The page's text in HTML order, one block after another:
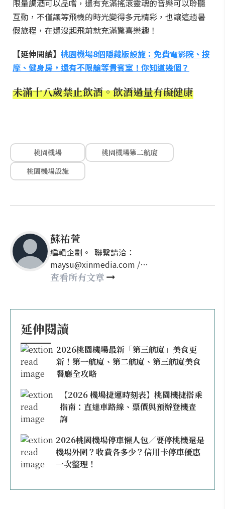
限量調酒可以品嚐，還有充滿搖滾靈魂的音樂可以聆聽
互動，不僅讓等飛機的時光變得多元精彩，也讓這趟暑
假旅程，在還沒起飛前就充滿驚喜樂趣！
【延伸閱讀】 桃園機場8個隱藏版設施：免費電影院、按
摩、健身房，還有不限艙等貴賓室！你知道幾個？
未滿十八歲禁止飲酒。飲酒過量有礙健康
桃園機場
桃園機場第二航廈
桃園機場設施
蘇祐萱
編輯企劃。 聯繫請洽：
maysu@xinmedia.com /
may860527@gmail.com
查看所有文章
延伸閱讀
2026桃園機場最新「第三航廈」美食更
新！第一航廈、第二航廈、第三航廈美食
餐廳全攻略
【2026 機場捷運時刻表】桃園機捷搭乘
指南：直達車路線、票價與預辦登機查
詢
2026桃園機場停車懶人包／要停桃機還是
機場外圍？收費各多少？信用卡停車優惠
一次整理！